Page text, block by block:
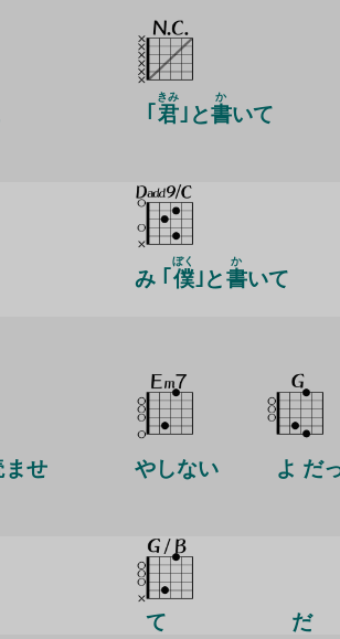
｢ 君
きみ
｣と書
か
いて
み ｢ 僕
ぼく
｣と書
か
いて
ませ やしない よ だ
て だ